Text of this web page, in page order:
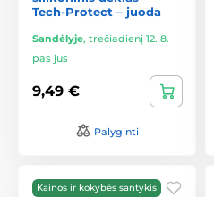
Tech-Protect – juoda
Sandėlyje, trečiadienį 12. 8.
pas jus
9,49 €
Palyginti
Kainos ir kokybės santykis